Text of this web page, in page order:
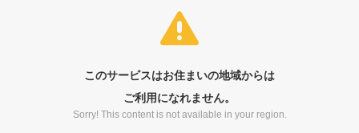
このサービスはお住まいの地域からは
ご利用になれません。
Sorry! This content is not available in your region.